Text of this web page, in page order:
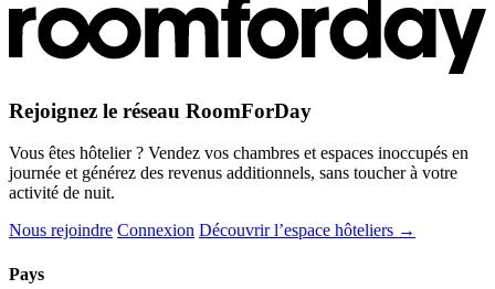
Rejoignez le réseau RoomForDay
Vous êtes hôtelier ? Vendez vos chambres et espaces inoccupés en
journée et générez des revenus additionnels, sans toucher à votre
activité de nuit.
Nous rejoindre Connexion Découvrir l’espace hôteliers →
Pays